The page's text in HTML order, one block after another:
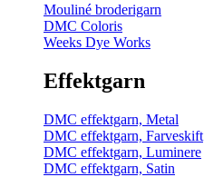
Mouliné broderigarn
DMC Coloris
Weeks Dye Works
Effektgarn
DMC effektgarn, Metal
DMC effektgarn, Farveskift
DMC effektgarn, Luminere
DMC effektgarn, Satin